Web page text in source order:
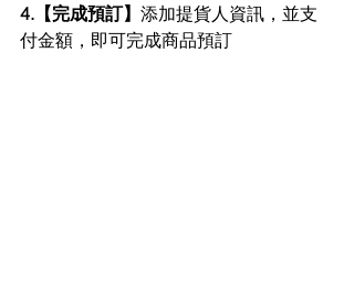
4.【完成預訂】 添加提貨人資訊，並支
付金額，即可完成商品預訂